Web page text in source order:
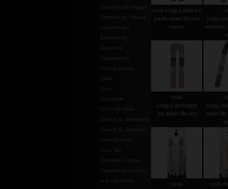
Completi da Viaggio
Completi per Messa
Completi per
Sacramenti
Copertine
Copriamboni
Corone statue
Cotte
Croci
Croci Astili
Croci con base
Croci di S. Benedetto
Croci di S. Damiano
Croci Pettorali
Croci Tau
Crocifissi in legno
Completi per messa
in punto Assisi
stola sogg.s.pietro e
paolo telaio filo oro
rossa
stola
sogg.s.giuseppe
biz.telaio filo oro
telaio
stola
stola